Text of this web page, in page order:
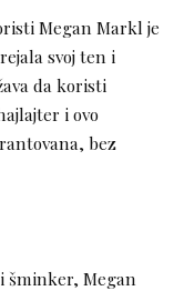
Megan Markl je
svoj ten i
da koristi
i ovo
bez
šminker, Megan